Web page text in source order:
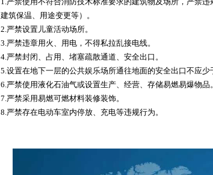
建筑保温、用途变更等）。
2.严禁设置儿童活动场所。
3.严禁违章用火、用电，不得私拉乱接电线。
4.严禁封闭、占用、堵塞疏散通道、安全出口。
5.设置在地下一层的公共娱乐场所通往地面的安全出口不应少
6.严禁使用液化石油气或设置生产、经营、存储易燃易爆物品。
7.严禁采用易燃可燃材料装修装饰。
8.严禁存在电动车室内停放、充电等违规行为。